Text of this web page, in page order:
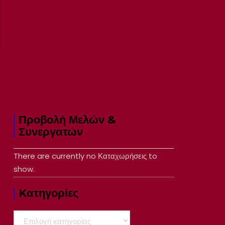
Προβολή Μελών &
Συνεργατών
There are currently no Καταχωρήσεις to
show.
Kατηγορίες
Kατηγορίες